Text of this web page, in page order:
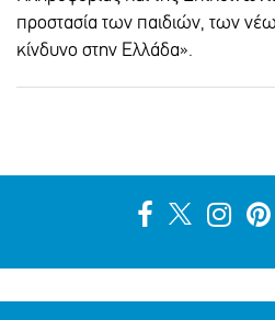
ΜΟΙΡΑΣΟΥ
προστασία των παιδιών, των
κίνδυνο στην Ελλάδα».